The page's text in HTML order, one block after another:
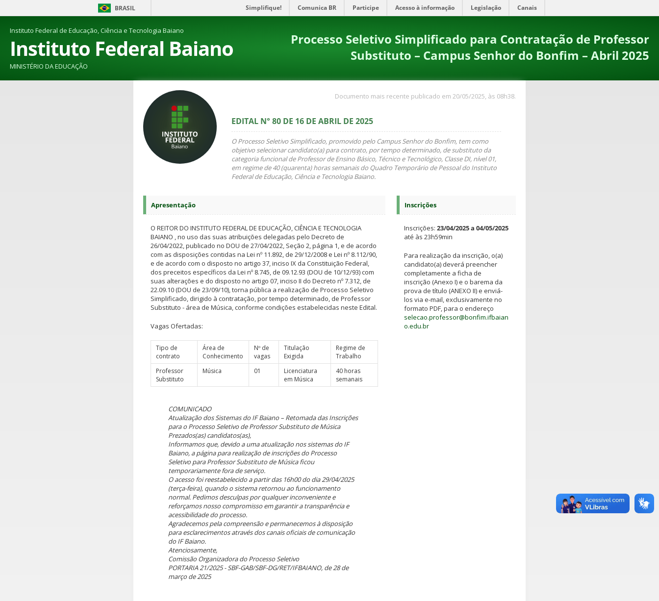
BRASIL Simplifique! Comunica BR Participe Acesso à informação Legislação Canais
Instituto Federal de Educação, Ciência e Tecnologia Baiano
Instituto Federal Baiano
MINISTÉRIO DA EDUCAÇÃO
Processo Seletivo Simplificado para Contratação de Professor
Substituto – Campus Senhor do Bonfim – Abril 2025
Documento mais recente publicado em 20/05/2025, às 08h38.
EDITAL N° 80 DE 16 DE ABRIL DE 2025
O Processo Seletivo Simplificado, promovido pelo Campus Senhor do Bonfim, tem como
objetivo selecionar candidato(a) para contrato, por tempo determinado, de substituto da
categoria funcional de Professor de Ensino Básico, Técnico e Tecnológico, Classe DI, nível 01,
em regime de 40 (quarenta) horas semanais do Quadro Temporário de Pessoal do Instituto
Federal de Educação, Ciência e Tecnologia Baiano.
Apresentação
O REITOR DO INSTITUTO FEDERAL DE EDUCAÇÃO, CIÊNCIA E TECNOLOGIA
BAIANO , no uso das suas atribuições delegadas pelo Decreto de
26/04/2022, publicado no DOU de 27/04/2022, Seção 2, página 1, e de acordo
com as disposições contidas na Lei nº 11.892, de 29/12/2008 e Lei nº 8.112/90,
e de acordo com o disposto no artigo 37, inciso IX da Constituição Federal,
dos preceitos específicos da Lei nº 8.745, de 09.12.93 (DOU de 10/12/93) com
suas alterações e do disposto no artigo 07, inciso II do Decreto nº 7.312, de
22.09.10 (DOU de 23/09/10), torna pública a realização de Processo Seletivo
Simplificado, dirigido à contratação, por tempo determinado, de Professor
Substituto - área de Música, conforme condições estabelecidas neste Edital.
Vagas Ofertadas:
Tipo de
contrato
Área de
Conhecimento
Nº de
vagas
Titulação
Exigida
Regime de
Trabalho
Professor
Substituto
Música 01
Licenciatura
em Música
40 horas
semanais
COMUNICADO
Atualização dos Sistemas do IF Baiano – Retomada das Inscrições
para o Processo Seletivo de Professor Substituto de Música
Prezados(as) candidatos(as),
Informamos que, devido a uma atualização nos sistemas do IF
Baiano, a página para realização de inscrições do Processo
Seletivo para Professor Substituto de Música ficou
temporariamente fora de serviço.
O acesso foi reestabelecido a partir das 16h00 do dia 29/04/2025
(terça-feira), quando o sistema retornou ao funcionamento
normal. Pedimos desculpas por qualquer inconveniente e
reforçamos nosso compromisso em garantir a transparência e
acessibilidade do processo.
Agradecemos pela compreensão e permanecemos à disposição
para esclarecimentos através dos canais oficiais de comunicação
do IF Baiano.
Atenciosamente,
Comissão Organizadora do Processo Seletivo
PORTARIA 21/2025 - SBF-GAB/SBF-DG/RET/IFBAIANO, de 28 de
março de 2025
Inscrições
Inscrições: 23/04/2025 a 04/05/2025
até às 23h59min
Para realização da inscrição, o(a)
candidato(a) deverá preencher
completamente a ficha de
inscrição (Anexo I) e o barema da
prova de título (ANEXO II) e enviá-
los via e-mail, exclusivamente no
formato PDF, para o endereço
selecao.professor@bonfim.ifbaian
o.edu.br